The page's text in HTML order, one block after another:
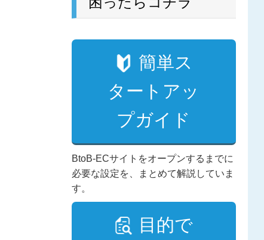
簡単ス
タートアッ
プガイド
BtoB-ECサイトをオープンするまでに
必要な設定を、まとめて解説していま
す。
目的で